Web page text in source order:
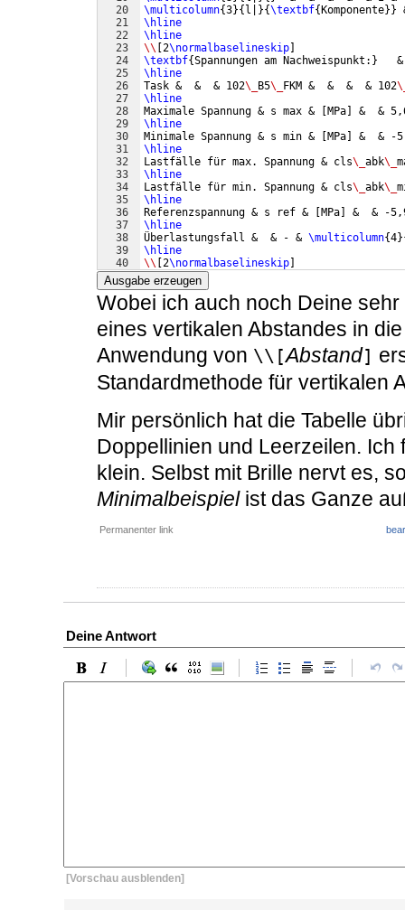
20
21
22
23
24
25
26
27
28
29
30
31
32
33
34
35
36
37
38
39
40
41
\multicolumn{3}{ l| }{\textbf{ Komponente}}
\hline
\hline
\\ 2\normalbaselineskip
\textbf{Spannungen am Nachweispunkt: }
\hline
Task &  &  & 102\_ B5\_ FKM &  &  &  & 102
\hline
Maximale Spannung & s max &
MPa
&  &
\hline
Minimale Spannung & s min &
MPa
&  & -
\hline
Lastfälle für max. Spannung & cls\_ abk\_
\hline
Lastfälle für min. Spannung & cls\_ abk\_
\hline
Referenzspannung & s ref &
MPa
&  & -
\hline
Überlastungsfall &  & - & \multicolumn{4}
\hline
\\ 2\normalbaselineskip
%LeerZeilen-Abstand 3 Zeilen
Ausgabe erzeugen
Wobei ich auch noch Deine
eines vertikalen Abstandes in
Anwendung von \\[Abstand]
Standardmethode für vertikalen
Mir persönlich hat die Tabelle
Doppellinien und Leerzeilen.
klein. Selbst mit Brille nervt es,
Minimalbeispielist das Ganze
Permanenter link
Deine Antwort
[Vorschau ausblenden]